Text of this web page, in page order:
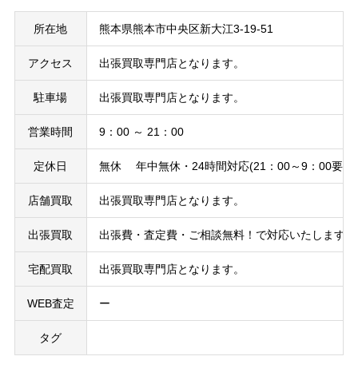
所在地 熊本県熊本市中央区新大江3-19-51
アクセス 出張買取専門店となります。
駐車場 出張買取専門店となります。
営業時間 9：00 ～ 21：00
定休日 無休 年中無休・24時間対応(21：00～9：00要予
店舗買取 出張買取専門店となります。
出張買取 出張費・査定費・ご相談無料！で対応いたします。
宅配買取 出張買取専門店となります。
WEB査定 ー
タグ